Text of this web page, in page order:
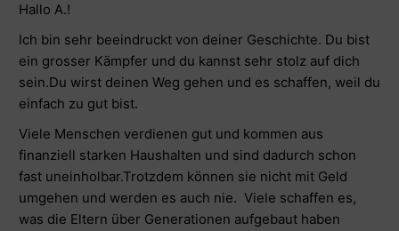
Hallo A.!
Ich bin sehr beeindruckt von deiner Geschichte. Du bist
ein grosser Kämpfer und du kannst sehr stolz auf dich
sein.Du wirst deinen Weg gehen und es schaffen, weil du
einfach zu gut bist.
Viele Menschen verdienen gut und kommen aus
finanziell starken Haushalten und sind dadurch schon
fast uneinholbar.Trotzdem können sie nicht mit Geld
umgehen und werden es auch nie. Viele schaffen es,
was die Eltern über Generationen aufgebaut haben